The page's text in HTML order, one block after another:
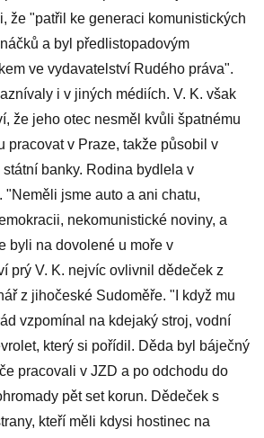
že "patřil ke generaci komunistických
a byl předlistopadovým
ve vydavatelství Rudého práva".
i v jiných médiích. V. K. však
že jeho otec nesměl kvůli špatnému
pracovat v Praze, takže působil v
banky. Rodina bydlela v
"Neměli jsme auto a ani chatu,
nekomunistické noviny, a
byli na dovolené u moře v
prý V. K. nejvíc ovlivnil dědeček z
z jihočeské Sudoměře. "I když mu
vzpomínal na kdejaký stroj, vodní
který si pořídil. Děda byl báječný
pracovali v JZD a po odchodu do
pět set korun. Dědeček s
kteří měli kdysi hostinec na